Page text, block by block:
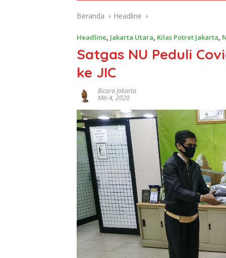
Beranda Headline
Headline, Jakarta Utara, Kilas Potret Jakarta,
Satgas NU Peduli
ke JIC
Bicara Jakarta
Mei 4, 2020